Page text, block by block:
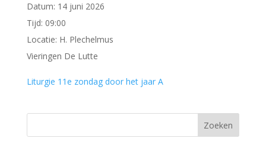
Datum: 14 juni 2026
Tijd: 09:00
Locatie: H. Plechelmus
Vieringen De Lutte
Liturgie 11e zondag door het jaar A
Zoeken